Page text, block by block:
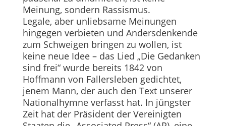
Meinung, sondern Rassismus.
Legale, aber unliebsame Meinungen
hingegen verbieten und Andersdenkende
zum Schweigen bringen zu wollen, ist
keine neue Idee – das Lied „Die Gedanken
sind frei“ wurde bereits 1842 von
Hoffmann von Fallersleben gedichtet,
jenem Mann, der auch den Text unserer
Nationalhymne verfasst hat. In jüngster
Zeit hat der Präsident der Vereinigten